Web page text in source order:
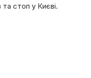
та стоп у Києві.